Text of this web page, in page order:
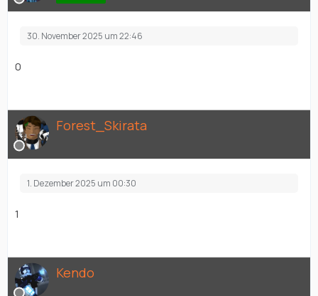
30. November 2025 um 22:46
0
Forest_Skirata
1. Dezember 2025 um 00:30
1
Kendo